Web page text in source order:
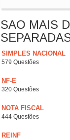
SAO MAIS
SIMPLES NACIONAL
579 Questões
NF-E
320 Questões
NOTA FISCAL
444 Questões
REINF